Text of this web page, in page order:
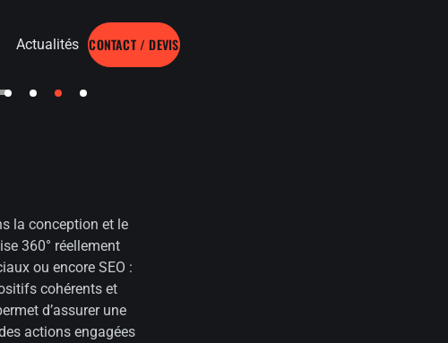
Actualités CONTACT / DEVIS
la conception et le
360° réellement
ou encore SEO :
cohérents et
d’assurer une
actions engagées